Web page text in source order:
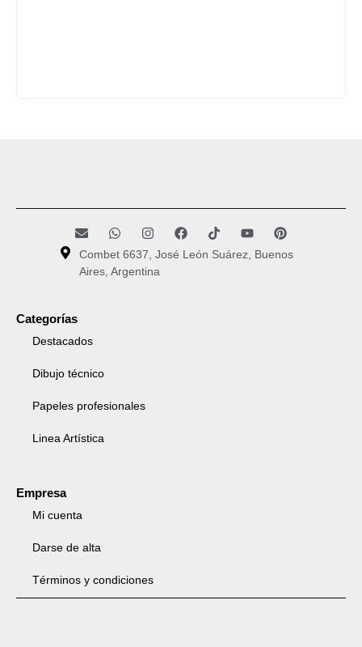
Combet 6637, José León Suárez, Buenos
Aires, Argentina
Categorías
Destacados
Dibujo técnico
Papeles profesionales
Linea Artística
Empresa
Mi cuenta
Darse de alta
Términos y condiciones